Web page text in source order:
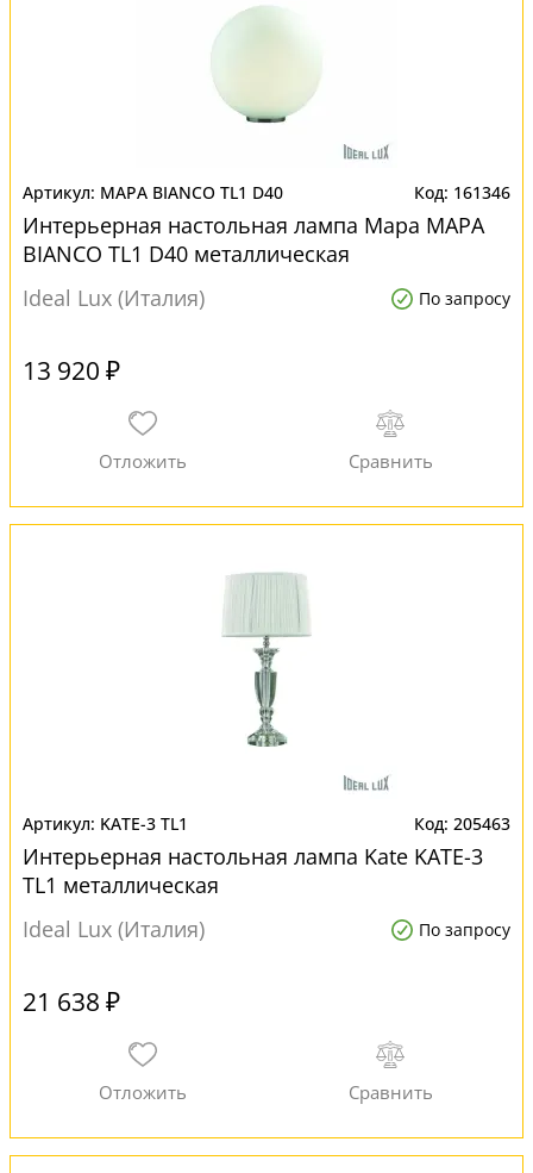
MAPA BIANCO TL1 D40 161346
Интерьерная настольная лампа Mapa MAPA
BIANCO TL1 D40 металлическая
Ideal Lux (Италия)
По запросу
13 920 ₽
KATE-3 TL1 205463
Интерьерная настольная лампа Kate KATE-3
TL1 металлическая
Ideal Lux (Италия)
По запросу
21 638 ₽